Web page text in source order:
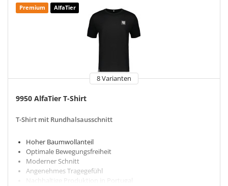
Premium AlfaTier
8 Varianten
9950 AlfaTier T-Shirt
T-Shirt mit Rundhalsausschnitt
Hoher Baumwollanteil
Optimale Bewegungsfreiheit
Moderner Schnitt
Angenehmes Tragegefühl
Nachhaltige Produktion in Portugal